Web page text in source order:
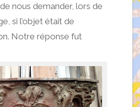
nous demander, lors de
si l’objet était de
Notre réponse fut